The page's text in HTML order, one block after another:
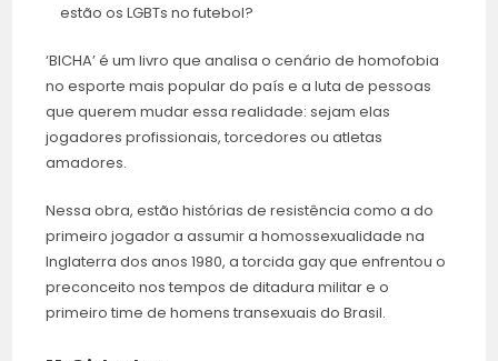
estão os LGBTs no futebol?
‘BICHA’ é um livro que analisa o cenário de homofobia
no esporte mais popular do país e a luta de pessoas
que querem mudar essa realidade: sejam elas
jogadores profissionais, torcedores ou atletas
amadores.
Nessa obra, estão histórias de resistência como a do
primeiro jogador a assumir a homossexualidade na
Inglaterra dos anos 1980, a torcida gay que enfrentou o
preconceito nos tempos de ditadura militar e o
primeiro time de homens transexuais do Brasil.